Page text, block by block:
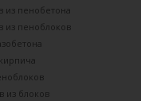
из пенобетона
из пеноблоков
из блоков